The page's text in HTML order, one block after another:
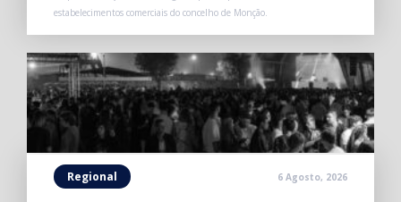
estabelecimentos comerciais do concelho de Monção.
Regional 6 Agosto, 2026